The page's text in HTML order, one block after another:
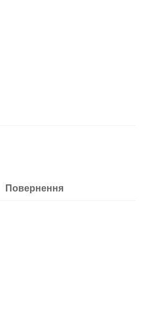
Повернення